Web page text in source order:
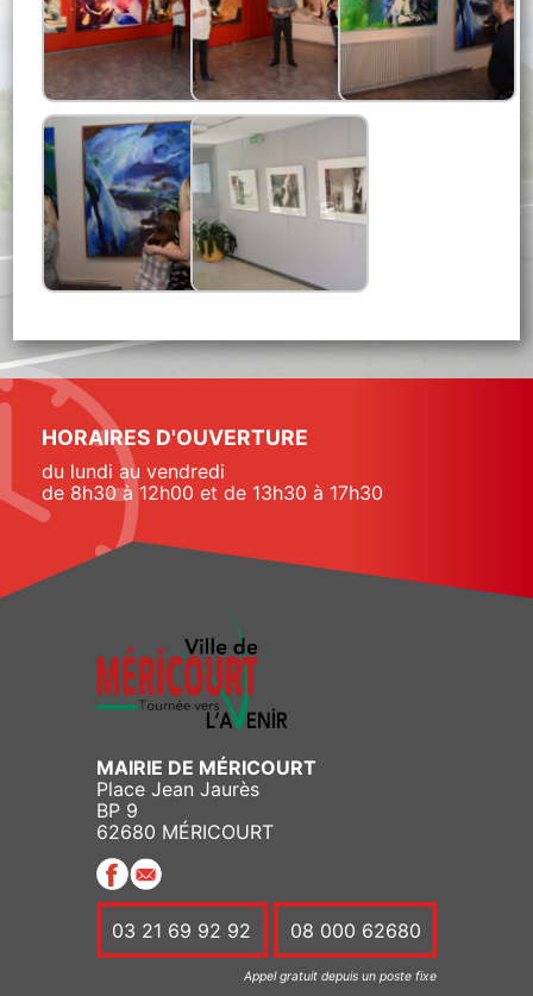
HORAIRES D'OUVERTURE
du lundi au vendredi
de 8h30 à 12h00 et de 13h30 à 17h30
MAIRIE DE MÉRICOURT
Place Jean Jaurès
BP 9
62680 MÉRICOURT
03 21 69 92 92 08 000 62680
Appel gratuit depuis un poste fixe